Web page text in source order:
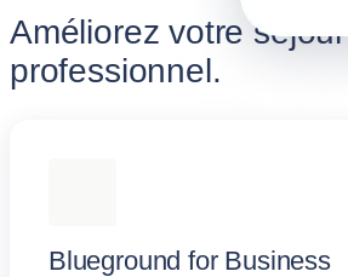
Améliorez votre séjour
professionnel.
Blueground for Business